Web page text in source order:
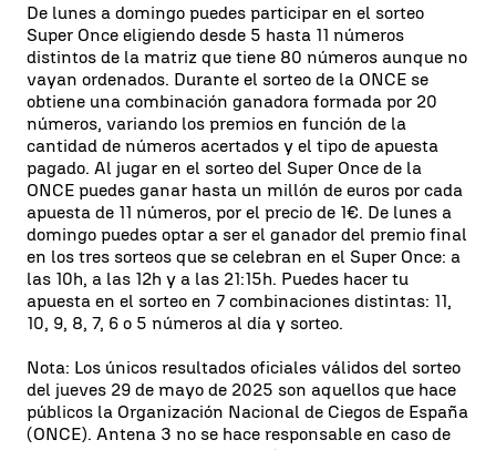
De lunes a domingo puedes participar en el sorteo
Super Once eligiendo desde 5 hasta 11 números
distintos de la matriz que tiene 80 números aunque no
vayan ordenados. Durante el sorteo de la ONCE se
obtiene una combinación ganadora formada por 20
números, variando los premios en función de la
cantidad de números acertados y el tipo de apuesta
pagado. Al jugar en el sorteo del Super Once de la
ONCE puedes ganar hasta un millón de euros por cada
apuesta de 11 números, por el precio de 1€. De lunes a
domingo puedes optar a ser el ganador del premio final
en los tres sorteos que se celebran en el Super Once: a
las 10h, a las 12h y a las 21:15h. Puedes hacer tu
apuesta en el sorteo en 7 combinaciones distintas: 11,
10, 9, 8, 7, 6 o 5 números al día y sorteo.
Nota: Los únicos resultados oficiales válidos del sorteo
del jueves 29 de mayo de 2025 son aquellos que hace
públicos la Organización Nacional de Ciegos de España
(ONCE). Antena 3 no se hace responsable en caso de